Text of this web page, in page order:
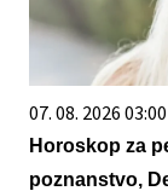
07. 08. 2026 03:00
Horoskop za
poznanstvo,